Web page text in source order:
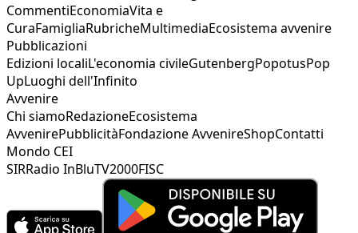
CommentiEconomiaVita e
CuraFamigliaRubricheMultimediaEcosistema avvenire
Pubblicazioni
Edizioni localiL'economia civileGutenbergPopotusPop
UpLuoghi dell'Infinito
Avvenire
Chi siamoRedazioneEcosistema
AvvenirePubblicitàFondazione AvvenireShopContatti
Mondo CEI
SIRRadio InBluTV2000FISC